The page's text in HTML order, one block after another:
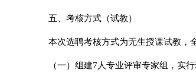
五、考核方式（试教）
本次选聘考核方式为无生授课试教，
（一）组建7人专业评审专家组，实